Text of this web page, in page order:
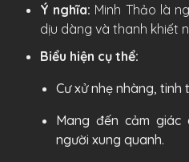
Ý nghĩa: Minh Thảo là
dịu dàng và thanh khiết
Biểu hiện cụ thể:
Cư xử nhẹ nhàng,
Mang đến cảm giác
người xung quanh.